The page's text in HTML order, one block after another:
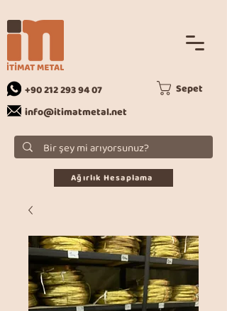
Sepet
+90 212 293 94 07
info@itimatmetal.net
Ağırlık Hesaplama